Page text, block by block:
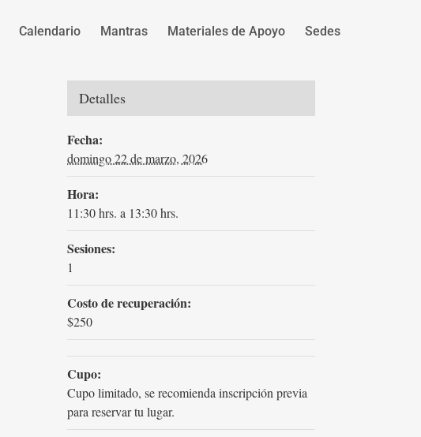
Calendario Mantras Materiales de Apoyo Sedes
Detalles
Fecha:
domingo 22 de marzo, 2026
Hora:
11:30 hrs. a 13:30 hrs.
Sesiones:
1
Costo de recuperación:
$250
Cupo:
Cupo limitado, se recomienda inscripción previa
para reservar tu lugar.